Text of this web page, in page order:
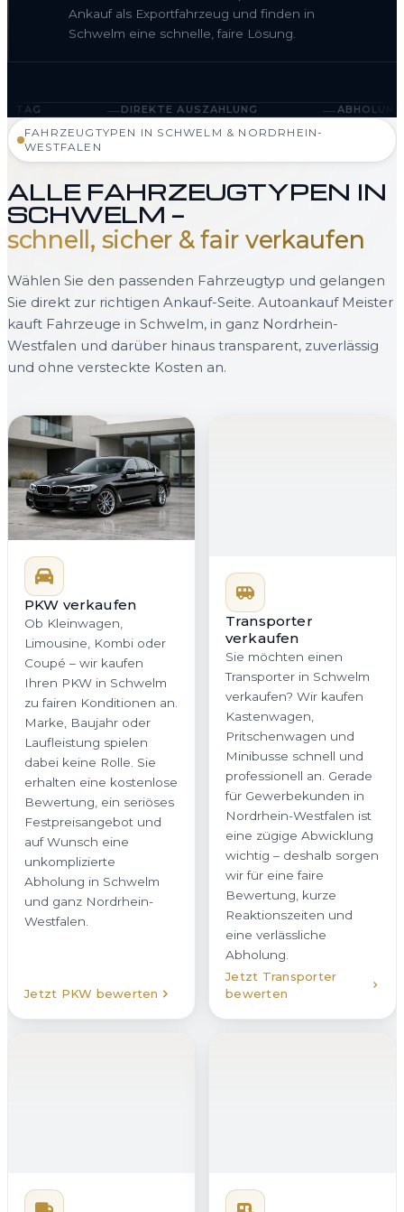
Ankauf als Exportfahrzeug und finden in
Schwelm eine schnelle, faire Lösung.
DIREKTE AUSZAHLUNG —ABHOLUNG IN SCHWELM
FAHRZEUGTYPEN IN SCHWELM & NORDRHEIN-
WESTFALEN
ALLE FAHRZEUGTYPEN IN
SCHWELM —
schnell, sicher & fair verkaufen
Wählen Sie den passenden Fahrzeugtyp und gelangen
Sie direkt zur richtigen Ankauf-Seite. Autoankauf Meister
kauft Fahrzeuge in Schwelm, in ganz Nordrhein-
Westfalen und darüber hinaus transparent, zuverlässig
und ohne versteckte Kosten an.
PKW verkaufen
Ob Kleinwagen,
Limousine, Kombi oder
Coupé – wir kaufen
Ihren PKW in Schwelm
zu fairen Konditionen an.
Marke, Baujahr oder
Laufleistung spielen
dabei keine Rolle. Sie
erhalten eine kostenlose
Bewertung, ein seriöses
Festpreisangebot und
auf Wunsch eine
unkomplizierte
Abholung in Schwelm
und ganz Nordrhein-
Westfalen.
Transporter
verkaufen
Sie möchten einen
Transporter in Schwelm
verkaufen? Wir kaufen
Kastenwagen,
Pritschenwagen und
Minibusse schnell und
professionell an. Gerade
für Gewerbekunden in
Nordrhein-Westfalen ist
eine zügige Abwicklung
wichtig – deshalb sorgen
wir für eine faire
Bewertung, kurze
Reaktionszeiten und
eine verlässliche
Abholung.
Jetzt Transporter
bewerten